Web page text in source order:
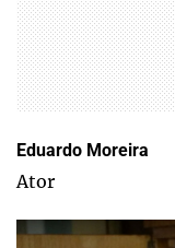
Eduardo Moreira
Ator